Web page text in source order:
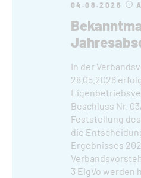
04.08.2026
In der
28.05.2026
Beschluss Nr.
Feststellung
die
Ergebnisses
3 EigVo werden